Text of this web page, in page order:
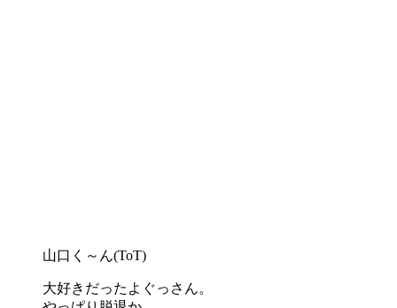
山口く～ん(ToT)
大好きだったよぐっさん。